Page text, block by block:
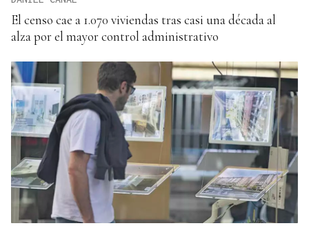
El censo cae a 1.070 viviendas tras casi una década al
alza por el mayor control administrativo